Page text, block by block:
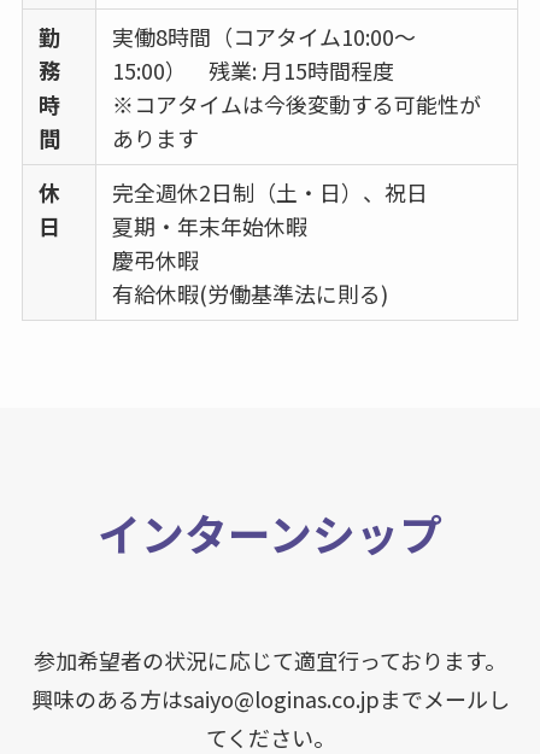
勤
務
時
間
実働8時間（コアタイム10:00～
15:00） 残業: 月15時間程度
※コアタイムは今後変動する可能性が
あります
休
日
完全週休2日制（土・日）、祝日
夏期・年末年始休暇
慶弔休暇
有給休暇(労働基準法に則る)
インターンシップ
参加希望者の状況に応じて適宜行っております。
興味のある方はsaiyo@loginas.co.jpまでメールし
てください。